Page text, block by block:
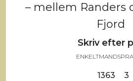
– mellem Randers
Fjord
Skriv efter
1363 3